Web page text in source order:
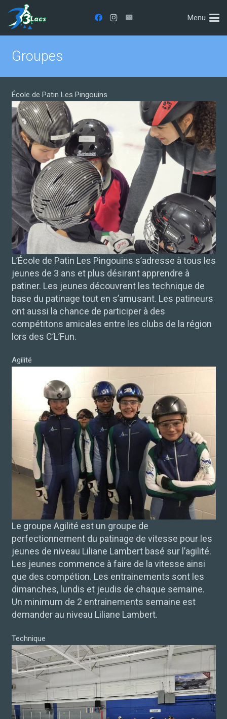
Menu
Groupes
École de Patin Les Pingouins
L’École de Patin Les Pingouins s’adresse à tous les
jeunes de 3 ans et plus désirant apprendre à
patiner. Les jeunes découvrent les technique de
base du patinage tout en s’amusant. Les patineurs
ont aussi la chance de participer à des
compétitons amicales entre les clubs de la région
lors des C’L’Fun.
Agilité
Le groupe Agilité est un groupe de
perfectionnement du patinage de vitesse pour les
jeunes de niveau Liliane Lambert basé sur l’agilité.
Les jeunes commence à faire de la vitesse ainsi
que des compétion. Les entrainements sont les
dimanches, lundis et jeudis de chaque semaine.
Un minimum de 2 entrainements semaine est
demander au niveau Liliane Lambert.
Technique